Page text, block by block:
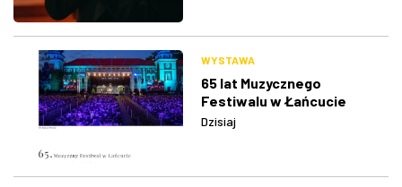
WYSTAWA
65 lat Muzycznego
Festiwalu w Łańcucie
Dzisiaj